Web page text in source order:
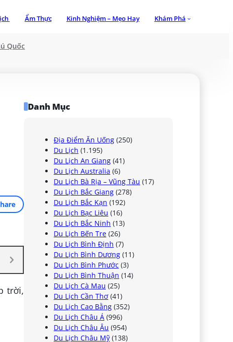
Ẩm Thực Kinh Nghiệm – Mẹo Hay Khám Phá
Quốc
trời,
Danh Mục
Địa Điểm Ăn Uống (250)
Du Lịch (1.195)
Du Lịch An Giang (41)
Du Lịch Australia (6)
Du Lịch Bà Rịa – Vũng Tàu (17)
Du Lịch Bắc Giang (278)
Du Lịch Bắc Kạn (192)
Du Lịch Bạc Liêu (16)
Du Lịch Bắc Ninh (13)
Du Lịch Bến Tre (26)
Du Lịch Bình Định (7)
Du Lịch Bình Dương (11)
Du Lịch Bình Phước (3)
Du Lịch Bình Thuận (14)
Du Lịch Cà Mau (25)
Du Lịch Cần Thơ (41)
Du Lịch Cao Bằng (352)
Du Lịch Châu Á (996)
Du Lịch Châu Âu (954)
Du Lịch Châu Mỹ (138)